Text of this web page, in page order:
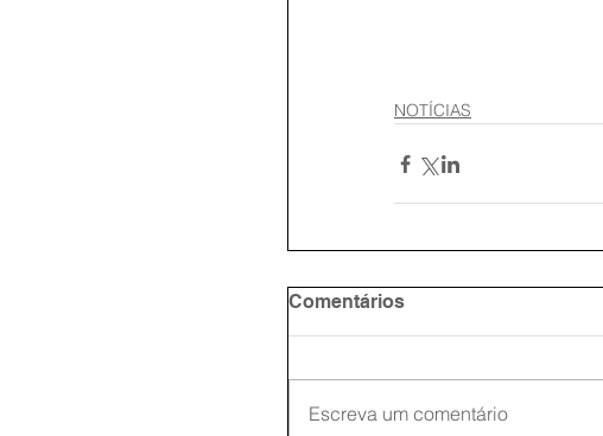
NOTÍCIAS
Comentários
Escreva um comentário